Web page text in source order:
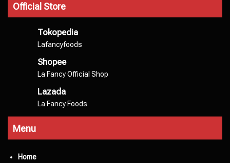
Official Store
Tokopedia
Lafancyfoods
Shopee
La Fancy Official Shop
Lazada
La Fancy Foods
Menu
Home